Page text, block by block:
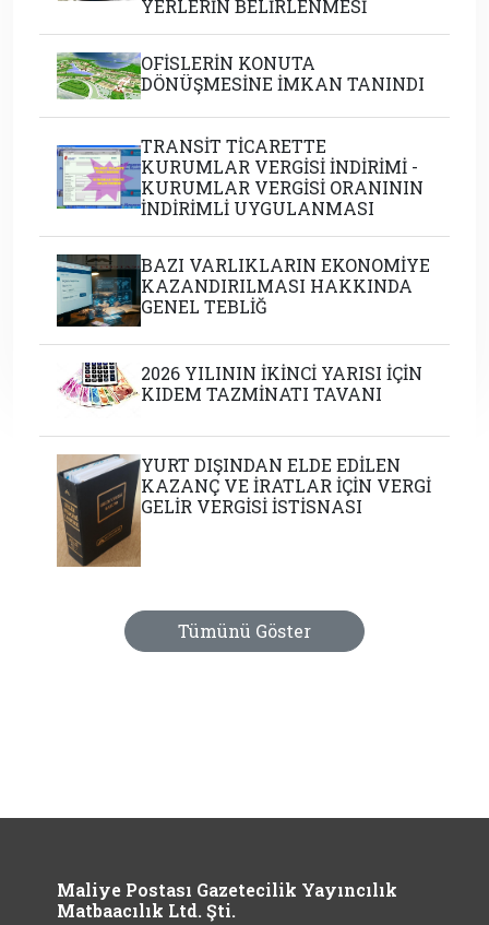
YERLERİN BELİRLENMESİ
OFİSLERİN KONUTA
DÖNÜŞMESİNE İMKAN TANINDI
TRANSİT TİCARETTE
KURUMLAR VERGİSİ İNDİRİMİ -
KURUMLAR VERGİSİ ORANININ
İNDİRİMLİ UYGULANMASI
BAZI VARLIKLARIN EKONOMİYE
KAZANDIRILMASI HAKKINDA
GENEL TEBLİĞ
2026 YILININ İKİNCİ YARISI İÇİN
KIDEM TAZMİNATI TAVANI
YURT DIŞINDAN ELDE EDİLEN
KAZANÇ VE İRATLAR İÇİN VERGİ
GELİR VERGİSİ İSTİSNASI
Tümünü Göster
Maliye Postası Gazetecilik Yayıncılık
Matbaacılık Ltd. Şti.